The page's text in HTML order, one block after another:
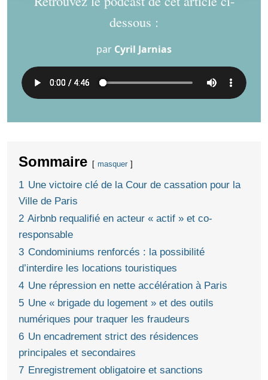
dessous :
par Cyril Jarnias
Sommaire masquer
1 Une victoire clé de la Cour de cassation pour la
Ville de Paris
2 Airbnb requalifié en acteur « actif » et co-
responsable
3 Condominiums renforcés : la possibilité
d’interdire les locations touristiques
4 Une répression en nette accélération à Paris
5 Une « brigade du logement » et des outils
numériques pour traquer les fraudeurs
6 Un encadrement strict des résidences
principales et secondaires
7 Enregistrement obligatoire et sanctions